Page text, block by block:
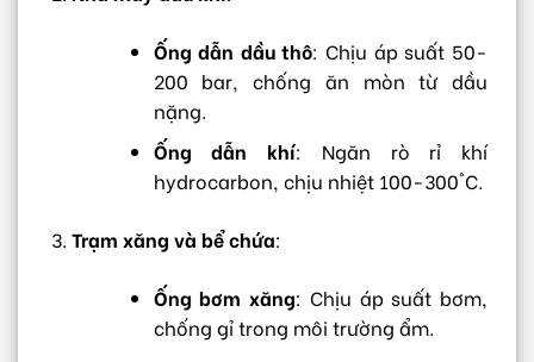
Ống dẫn dầu thô: Chịu áp suất 50-
200 bar, chống ăn mòn từ dầu
nặng.
Ống dẫn khí: Ngăn rò rỉ khí
hydrocarbon, chịu nhiệt 100-300°C.
Trạm xăng và bể chứa:
Ống bơm xăng: Chịu áp suất bơm,
chống gỉ trong môi trường ẩm.